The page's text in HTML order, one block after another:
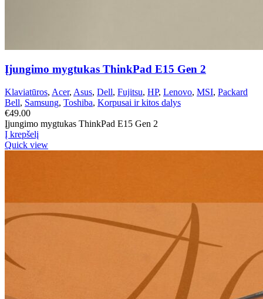
Įjungimo mygtukas ThinkPad E15 Gen 2
Klaviatūros, Acer, Asus, Dell, Fujitsu, HP, Lenovo, MSI, Packard
Bell, Samsung, Toshiba, Korpusai ir kitos dalys
€49.00
Įjungimo mygtukas ThinkPad E15 Gen 2
Į krepšelį
Quick view